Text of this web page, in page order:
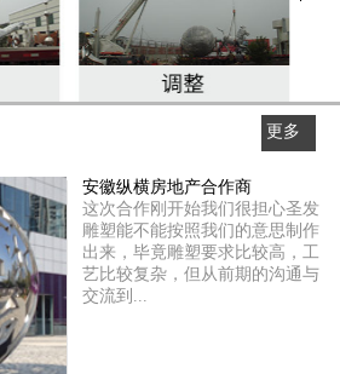
更多
安徽纵横房地产合作商
这次合作刚开始我们很担心圣发
雕塑能不能按照我们的意思制作
出来，毕竟雕塑要求比较高，工
艺比较复杂，但从前期的沟通与
交流到...